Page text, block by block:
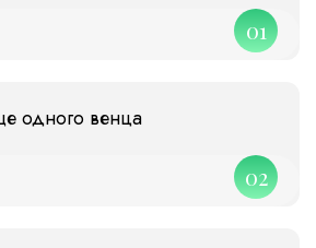
01
одного венца
02